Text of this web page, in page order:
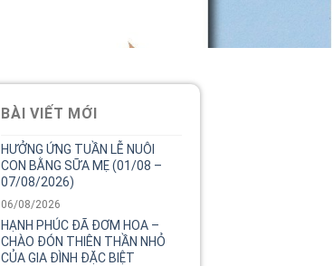
BÀI VIẾT MỚI
HƯỞNG ỨNG TUẦN LỄ NUÔI
CON BẰNG SỮA MẸ (01/08 –
07/08/2026)
06/08/2026
HẠNH PHÚC ĐÃ ĐƠM HOA –
CHÀO ĐÓN THIÊN THẦN NHỎ
CỦA GIA ĐÌNH ĐẶC BIỆT